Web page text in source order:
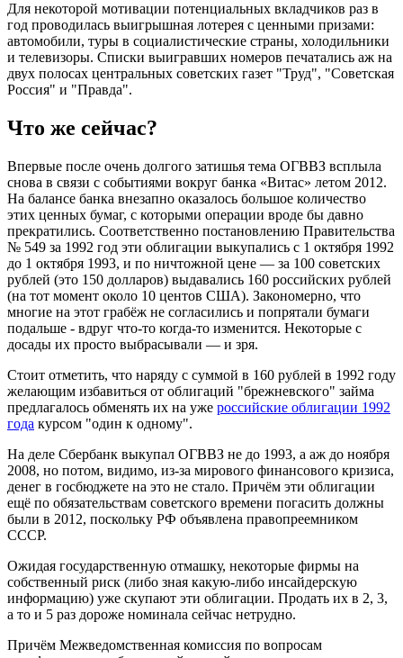
Для некоторой мотивации потенциальных вкладчиков раз в
год проводилась выигрышная лотерея с ценными призами:
автомобили, туры в социалистические страны, холодильники
и телевизоры. Списки выигравших номеров печатались аж на
двух полосах центральных советских газет "Труд", "Советская
Россия" и "Правда".
Что же сейчас?
Впервые после очень долгого затишья тема ОГВВЗ всплыла
снова в связи с событиями вокруг банка «Витас» летом 2012.
На балансе банка внезапно оказалось большое количество
этих ценных бумаг, с которыми операции вроде бы давно
прекратились. Соответственно постановлению Правительства
№ 549 за 1992 год эти облигации выкупались с 1 октября 1992
до 1 октября 1993, и по ничтожной цене — за 100 советских
рублей (это 150 долларов) выдавались 160 российских рублей
(на тот момент около 10 центов США). Закономерно, что
многие на этот грабёж не согласились и попрятали бумаги
подальше - вдруг что-то когда-то изменится. Некоторые с
досады их просто выбрасывали — и зря.
Стоит отметить, что наряду с суммой в 160 рублей в 1992 году
желающим избавиться от облигаций "брежневского" займа
предлагалось обменять их на уже российские облигации 1992
года курсом "один к одному".
На деле Сбербанк выкупал ОГВВЗ не до 1993, а аж до ноября
2008, но потом, видимо, из-за мирового финансового кризиса,
денег в госбюджете на это не стало. Причём эти облигации
ещё по обязательствам советского времени погасить должны
были в 2012, поскольку РФ объявлена правопреемником
СССР.
Ожидая государственную отмашку, некоторые фирмы на
собственный риск (либо зная какую-либо инсайдерскую
информацию) уже скупают эти облигации. Продать их в 2, 3,
а то и 5 раз дороже номинала сейчас нетрудно.
Причём Межведомственная комиссия по вопросам